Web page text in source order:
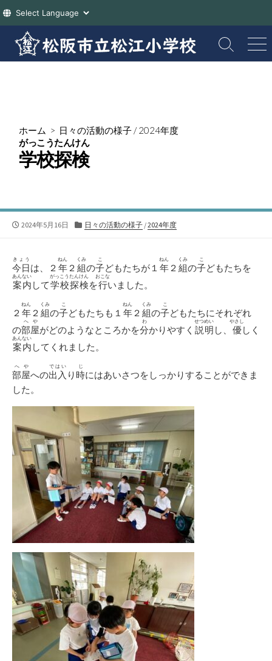
テ
検
索
メ
ニ
ホーム > 日々の活動の様子 /2024年度
学校探検
がっこうたんけん
公
2024年5月16日
カ
リ
ー
日々の活動の様子/2024年度
今日
きょう
は、２ 年
ねん
２ 組
くみ
の子
こ
どもたちが１ 年
ねん
２ 組
くみ
の子
こ
どもたちを
案内
あんない
して学校探検
がっこうたんけん
を行
おこな
いました。
２ 年
ねん
２ 組
くみ
の子
こ
どもたちも１ 年
ねん
２ 組
くみ
の子
こ
どもたちにそれぞれ
の部屋
へや
がどのようなところかを分
わ
かりやすく 説明
せつめい
し、 優
やさし
しく
案内
あんない
してくれました。
部屋
へや
への出入
ではい
り時
じ
にはあいさつをしっかりすることができま
した。